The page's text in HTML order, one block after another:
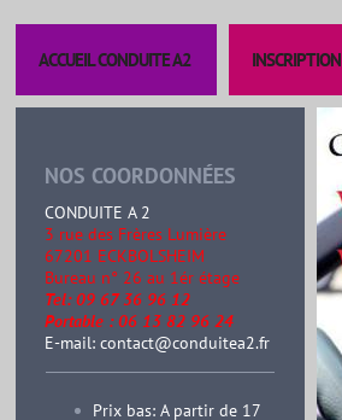
ACCUEIL CONDUITE A2 INSCRIPTION
NOS COORDONNÉES
CONDUITE A 2
3 rue des Frères Lumière
67201 ECKBOLSHEIM
Bureau n° 26 au 1ér étage
Tel: 09 67 36 96 12
Portable : 06 13 82 96 24
E-mail: contact@conduitea2.fr
Prix bas: A partir de 17